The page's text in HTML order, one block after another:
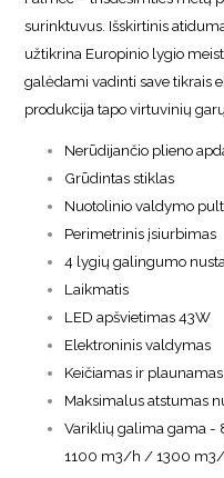
surinktuvus. Išskirtinis
užtikrina Europinio lygio
galėdami vadinti save tikrais
produkcija tapo virtuvinių
Nerūdijančio plieno
Grūdintas stiklas
Nuotolinio valdymo
Perimetrinis įsiurbimas
4 lygių galingumo
Laikmatis
LED apšvietimas 43W
Elektroninis valdymas
Keičiamas ir
Maksimalus atstumas
Variklių galima gama
1100 m3/h / 1300